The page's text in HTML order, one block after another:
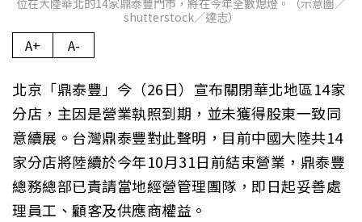
位在大陸華北的14家鼎泰豐門市，將在今年全數熄燈。（示意圖／
shutterstock／達志）
A+ A-
北京「鼎泰豐」今（26日）宣布關閉華北地區14家
分店，主因是營業執照到期，並未獲得股東一致同
意續展。台灣鼎泰豐對此聲明，目前中國大陸共14
家分店將陸續於今年10月31日前結束營業，鼎泰豐
總務總部已責請當地經營管理團隊，即日起妥善處
理員工、顧客及供應商權益。